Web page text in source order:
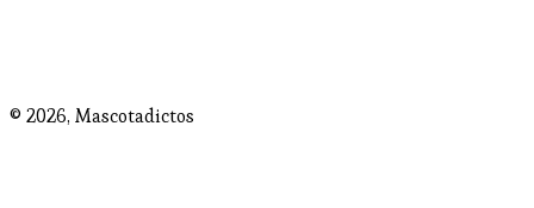
© 2026, Mascotadictos